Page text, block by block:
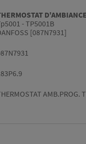
- TP5001B
[087N7931]
AMB.PROG.